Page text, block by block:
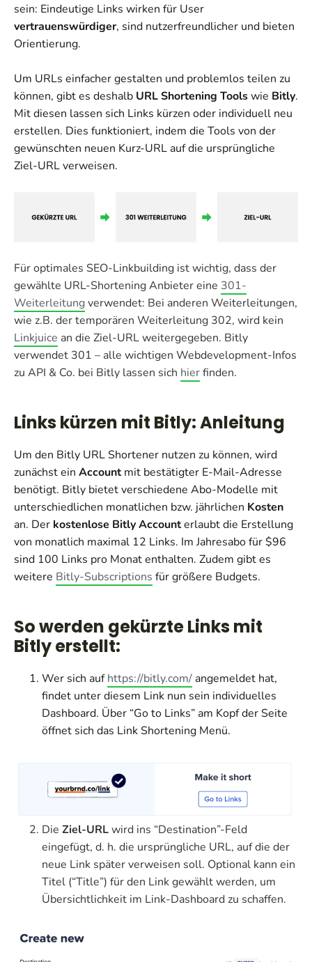
sein: Eindeutige Links wirken für User
vertrauenswürdiger, sind nutzerfreundlicher und bieten
Orientierung.
Um URLs einfacher gestalten und problemlos teilen zu
können, gibt es deshalb URL Shortening Toolswie Bitly.
Mit diesen lassen sich Links kürzen oder individuell neu
erstellen. Dies funktioniert, indem die Tools von der
gewünschten neuen Kurz-URL auf die ursprüngliche
Ziel-URL verweisen.
Für optimales SEO-Linkbuilding ist wichtig, dass der
gewählte URL-Shortening Anbieter eine 301-
Weiterleitungverwendet: Bei anderen Weiterleitungen,
wie z.B. der temporären Weiterleitung 302, wird kein
Linkjuice an die Ziel-URL weitergegeben. Bitly
verwendet 301 – alle wichtigen Webdevelopment-Infos
zu API & Co. bei Bitly lassen sich hierfinden.
Links kürzen mit Bitly: Anleitung
Um den Bitly URL Shortener nutzen zu können, wird
zunächst ein Accountmit bestätigter E-Mail-Adresse
benötigt. Bitly bietet verschiedene Abo-Modelle mit
unterschiedlichen monatlichen bzw. jährlichen Kosten
an. Der kostenlose Bitly Accounterlaubt die Erstellung
von monatlich maximal 12 Links. Im Jahresabo für $96
sind 100 Links pro Monat enthalten. Zudem gibt es
weitere Bitly-Subscriptions für größere Budgets.
So werden gekürzte Links mit
Bitly erstellt:
Wer sich aufhttps://bitly.com/ angemeldet hat,
findet unter diesem Link nun sein individuelles
Dashboard. Über “Go to Links” am Kopf der Seite
öffnet sich das Link Shortening Menü.
Die Ziel-URLwird ins “Destination”-Feld
eingefügt, d. h. die ursprüngliche URL, auf die der
neue Link später verweisen soll. Optional kann ein
Titel (“Title”) für den Link gewählt werden, um
Übersichtlichkeit im Link-Dashboard zu schaffen.